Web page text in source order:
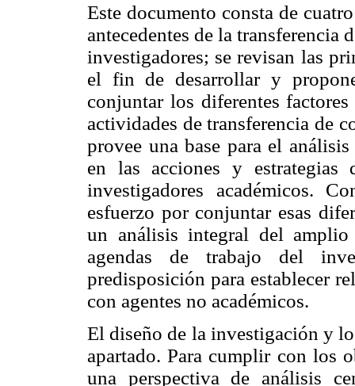
Este documento consta de
antecedentes de la
investigadores; se revisan las
el fin de desarrollar y
conjuntar los diferentes
actividades de transferencia de
provee una base para el
en las acciones y
investigadores académicos.
esfuerzo por conjuntar esas
un análisis integral del
agendas de trabajo del
predisposición para establecer
con agentes no académicos.
El diseño de la investigación y
apartado. Para cumplir con los
una perspectiva de análisis